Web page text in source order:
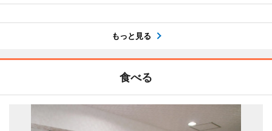
もっと見る
食べる